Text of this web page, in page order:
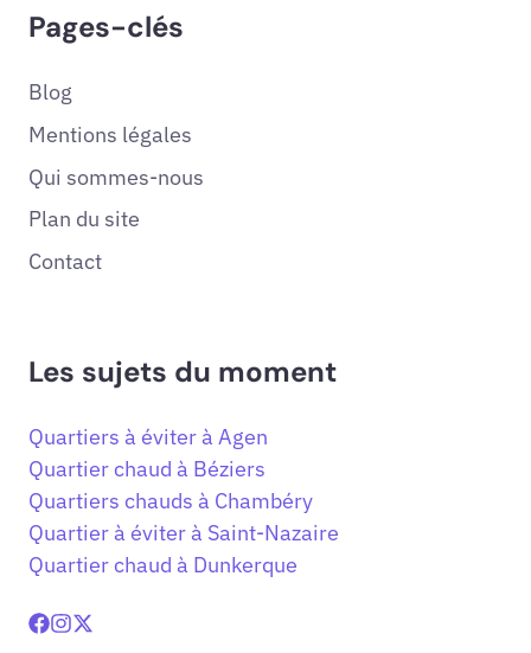
Pages-clés
Blog
Mentions légales
Qui sommes-nous
Plan du site
Contact
Les sujets du moment
Quartiers à éviter à Agen
Quartier chaud à Béziers
Quartiers chauds à Chambéry
Quartier à éviter à Saint-Nazaire
Quartier chaud à Dunkerque